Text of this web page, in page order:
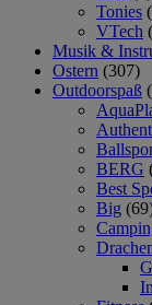
Tonies
VTech
Musik &
Ostern (307)
Outdoorspaß
BERG
Best
Big